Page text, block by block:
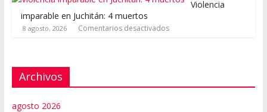
Violencia
imparable en Juchitán: 4 muertos
8 agosto, 2026 Comentarios desactivados
Archivos
agosto 2026